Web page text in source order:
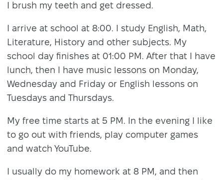
I brush my teeth and get dressed.
I arrive at school at 8:00. I study English, Math,
Literature, History and other subjects. My
school day finishes at 01:00 PM. After that I have
lunch, then I have music lessons on Monday,
Wednesday and Friday or English lessons on
Tuesdays and Thursdays.
My free time starts at 5 PM. In the evening I like
to go out with friends, play computer games
and watch YouTube.
I usually do my homework at 8 PM, and then